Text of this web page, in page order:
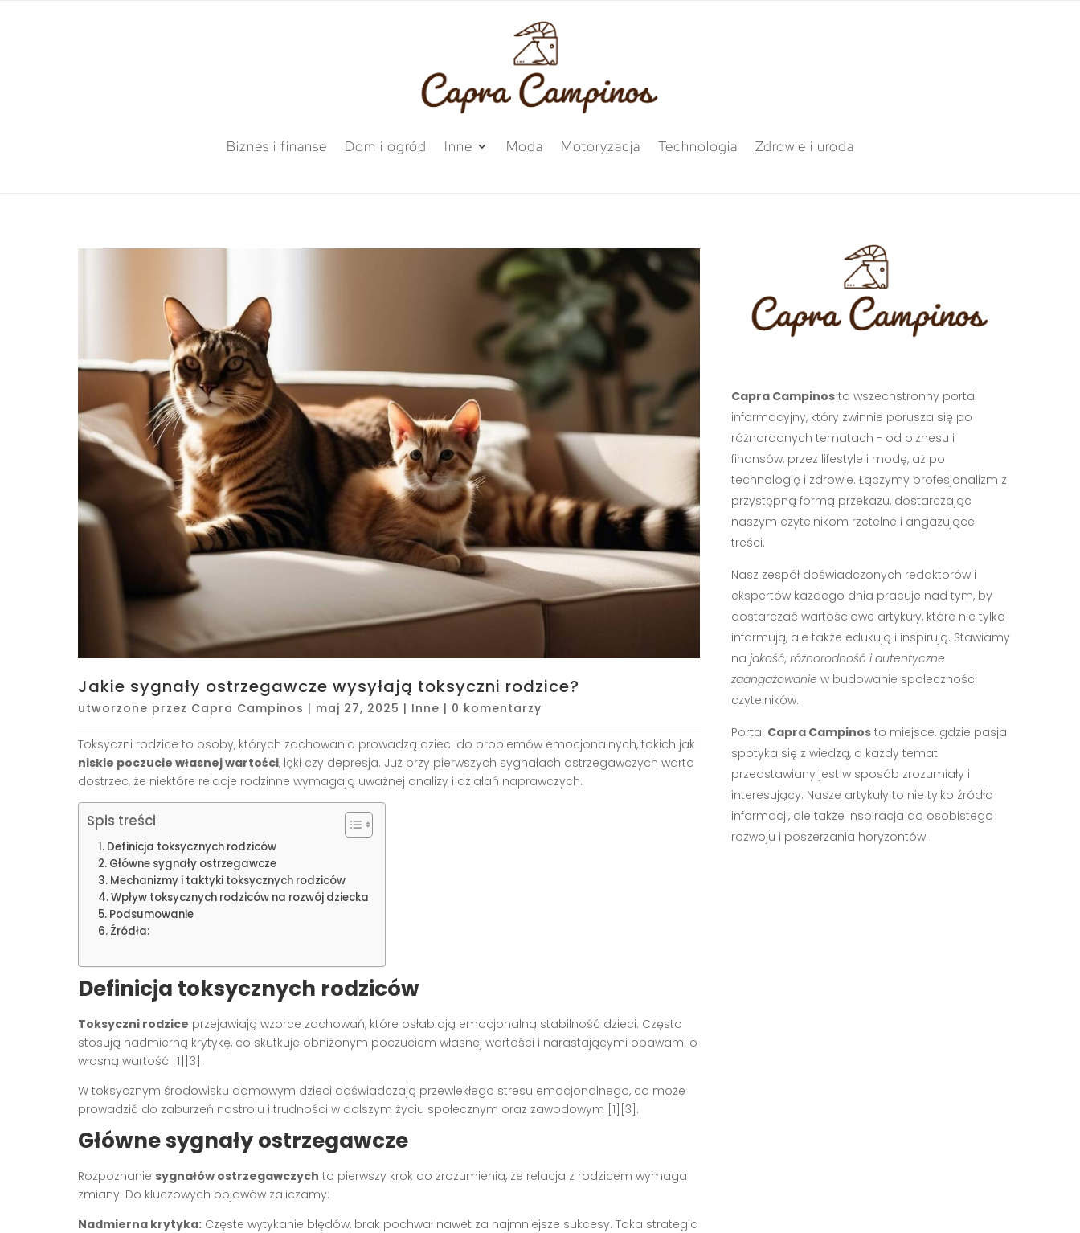
Biznes i finanse Dom i ogród Inne Moda Motoryzacja Technologia Zdrowie i uroda
Jakie sygnały ostrzegawcze wysyłają toksyczni rodzice?
utworzone przez Capra Campinos | maj 27, 2025 | Inne | 0 komentarzy
Toksyczni rodzice to osoby, których zachowania prowadzą dzieci do problemów emocjonalnych, takich jak
niskie poczucie własnej wartości, lęki czy depresja. Już przy pierwszych sygnałach ostrzegawczych warto
dostrzec, że niektóre relacje rodzinne wymagają uważnej analizy i działań naprawczych.
Spis treści
Definicja toksycznych rodziców
Główne sygnały ostrzegawcze
Mechanizmy i taktyki toksycznych rodziców
Wpływ toksycznych rodziców na rozwój dziecka
Podsumowanie
Źródła:
Definicja toksycznych rodziców
Toksyczni rodzice przejawiają wzorce zachowań, które osłabiają emocjonalną stabilność dzieci. Często
stosują nadmierną krytykę, co skutkuje obniżonym poczuciem własnej wartości i narastającymi obawami o
własną wartość [1][3].
W toksycznym środowisku domowym dzieci doświadczają przewlekłego stresu emocjonalnego, co może
prowadzić do zaburzeń nastroju i trudności w dalszym życiu społecznym oraz zawodowym [1][3].
Główne sygnały ostrzegawcze
Rozpoznanie sygnałów ostrzegawczych to pierwszy krok do zrozumienia, że relacja z rodzicem wymaga
zmiany. Do kluczowych objawów zaliczamy:
Nadmierna krytyka: Częste wytykanie błędów, brak pochwał nawet za najmniejsze sukcesy. Taka strategia
Capra Campinosto wszechstronny portal
informacyjny, który zwinnie porusza się po
różnorodnych tematach - od biznesu i
finansów, przez lifestyle i modę, aż po
technologię i zdrowie. Łączymy profesjonalizm z
przystępną formą przekazu, dostarczając
naszym czytelnikom rzetelne i angażujące
treści.
Nasz zespół doświadczonych redaktorów i
ekspertów każdego dnia pracuje nad tym, by
dostarczać wartościowe artykuły, które nie tylko
informują, ale także edukują i inspirują. Stawiamy
na jakość, różnorodność i autentyczne
zaangażowanie w budowanie społeczności
czytelników.
Portal Capra Campinosto miejsce, gdzie pasja
spotyka się z wiedzą, a każdy temat
przedstawiany jest w sposób zrozumiały i
interesujący. Nasze artykuły to nie tylko źródło
informacji, ale także inspiracja do osobistego
rozwoju i poszerzania horyzontów.